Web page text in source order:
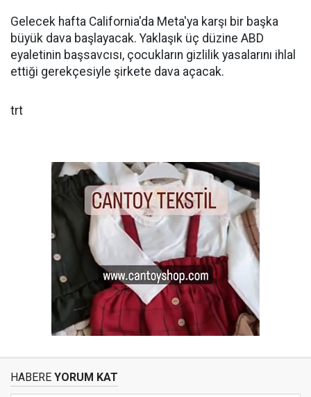
Gelecek hafta California'da Meta'ya karşı bir başka
büyük dava başlayacak. Yaklaşık üç düzine ABD
eyaletinin başsavcısı, çocukların gizlilik yasalarını ihlal
ettiği gerekçesiyle şirkete dava açacak.
trt
HABERE YORUM KAT